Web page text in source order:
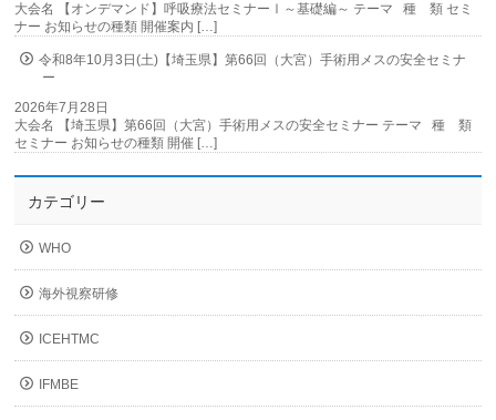
大会名 【オンデマンド】呼吸療法セミナーⅠ～基礎編～ テーマ 種 類 セミ
ナー お知らせの種類 開催案内 […]
令和8年10月3日(土)【埼玉県】第66回（大宮）手術用メスの安全セミナ
ー
2026年7月28日
大会名 【埼玉県】第66回（大宮）手術用メスの安全セミナー テーマ 種 類
セミナー お知らせの種類 開催 […]
カテゴリー
WHO
海外視察研修
ICEHTMC
IFMBE